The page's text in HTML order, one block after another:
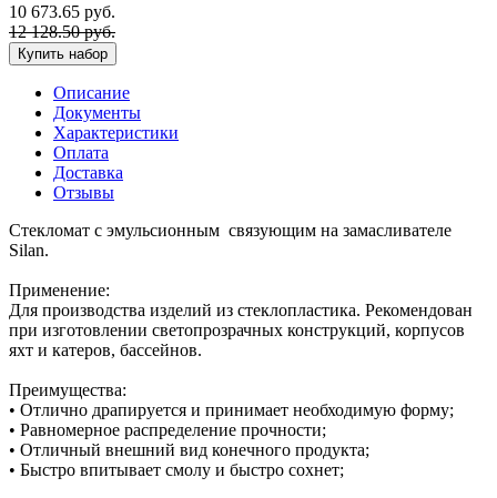
10 673.65 руб.
12 128.50 руб.
Купить набор
Описание
Документы
Характеристики
Оплата
Доставка
Отзывы
Стекломат с эмульсионным связующим на замасливателе
Silan.
Применение:
Для производства изделий из стеклопластика. Рекомендован
при изготовлении светопрозрачных конструкций, корпусов
яхт и катеров, бассейнов.
Преимущества:
• Отлично драпируется и принимает необходимую форму;
• Равномерное распределение прочности;
• Отличный внешний вид конечного продукта;
• Быстро впитывает смолу и быстро сохнет;